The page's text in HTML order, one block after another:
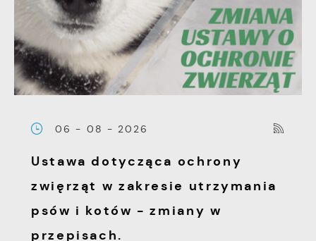
06 - 08 - 2026
Ustawa dotycząca ochrony
zwięrząt w zakresie utrzymania
psów i kotów - zmiany w
przepisach.
pojawić się na stronach podmiotów trzecich
lub firm będących naszymi partnerami oraz
innych dostawców usług. Firmy te działają w
charakterze pośredników prezentujących nasze
treści w postaci wiadomości, ofert,